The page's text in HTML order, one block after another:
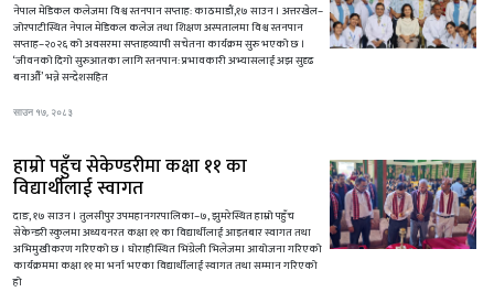
नेपाल मेडिकल कलेजमा विश्व स्तनपान सप्ताह: काठमाडौं,१७ साउन । अत्तरखेल–
जोरपाटीस्थित नेपाल मेडिकल कलेज तथा शिक्षण अस्पतालमा विश्व स्तनपान
सप्ताह–२०२६ को अवसरमा सप्ताहव्यापी सचेतना कार्यक्रम सुरु भएको छ ।
‘जीवनको दिगो सुरुआतका लागि स्तनपान: प्रभावकारी अभ्यासलाई अझ सुदृढ
बनाऔँ’ भन्ने सन्देशसहित
साउन १७, २०८३
हाम्रो पहुँच सेकेण्डरीमा कक्षा ११ का
विद्यार्थीलाई स्वागत
दाङ, १७ साउन । तुलसीपुर उपमहानगरपालिका–७, झुमरेस्थित हाम्रो पहुँच
सेकेन्डरी स्कुलमा अध्ययनरत कक्षा ११ का विद्यार्थीलाई आइतबार स्वागत तथा
अभिमुखीकरण गरिएको छ । घोराहीस्थित भिंग्रेली भिलेजमा आयोजना गरिएको
कार्यक्रममा कक्षा ११ मा भर्ना भएका विद्यार्थीलाई स्वागत तथा सम्मान गरिएको
हो